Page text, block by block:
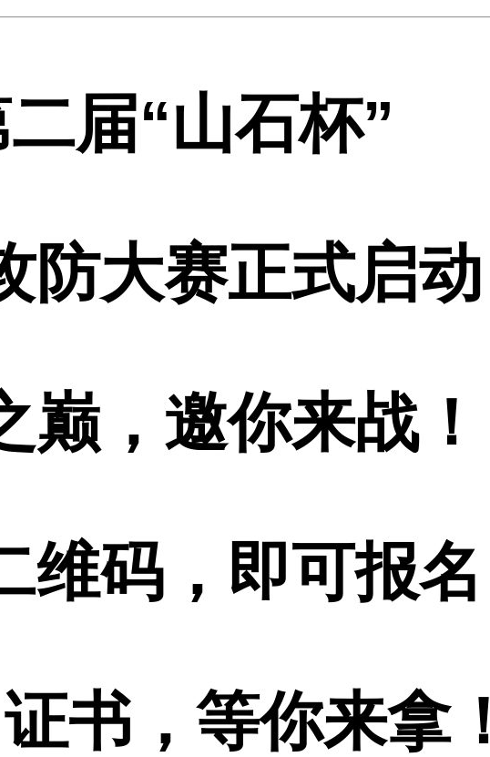
届“山石杯”
防大赛正式启动
巅，邀你来战！
维码，即可报名
书，等你来拿！